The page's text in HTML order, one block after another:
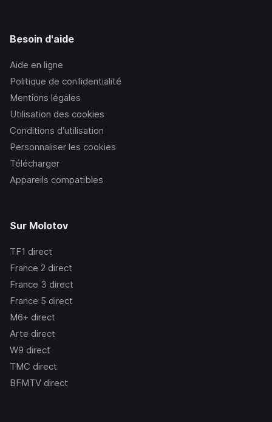
Besoin d'aide
Aide en ligne
Politique de confidentialité
Mentions légales
Utilisation des cookies
Conditions d’utilisation
Personnaliser les cookies
Télécharger
Appareils compatibles
Sur Molotov
TF1 direct
France 2 direct
France 3 direct
France 5 direct
M6+ direct
Arte direct
W9 direct
TMC direct
BFMTV direct